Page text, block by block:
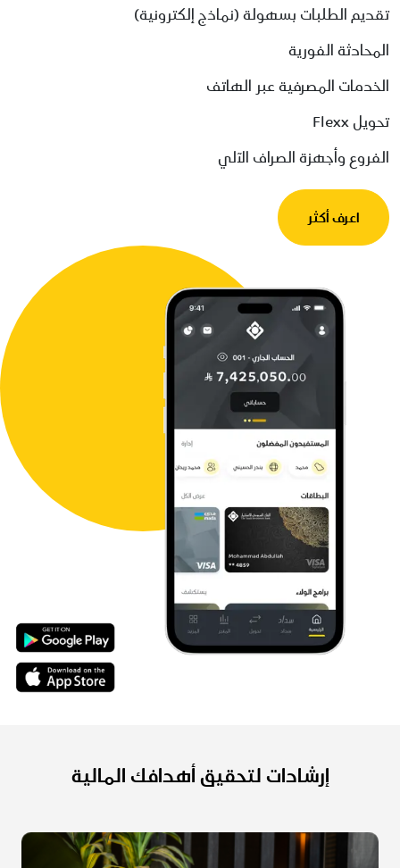
تقديم الطلبات بسهولة (نماذج إلكترونية)
المحادثة الفورية
الخدمات المصرفية عبر الهاتف
تحويل Flexx
الفروع وأجهزة الصراف الآلي
اعرف أكثر
إرشادات لتحقيق أهدافك المالية